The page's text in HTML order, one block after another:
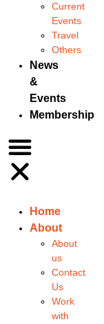
Current
Events
Travel
Others
News
&
Events
Membership
Home
About
About
us
Contact
Us
Work
with